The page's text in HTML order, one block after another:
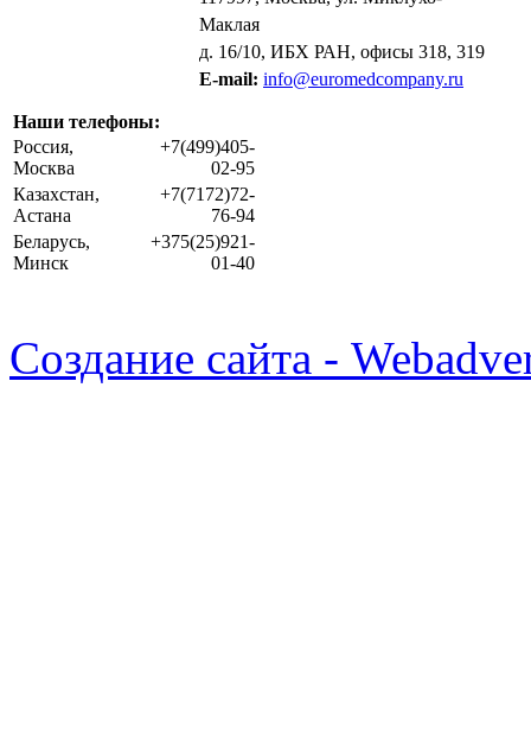
Маклая
д. 16/10, ИБХ РАН, офисы 318, 319
E-mail: info@euromedcompany.ru
Наши телефоны:
Россия,
Москва
+7(499)405-
02-95
Казахстан,
Астана
+7(7172)72-
76-94
Беларусь,
Минск
+375(25)921-
01-40
Создание сайта -